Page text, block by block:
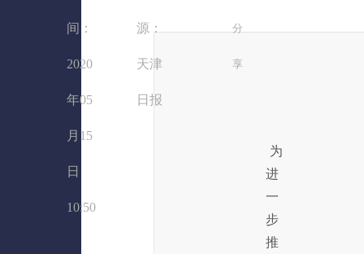
间：
2020
年05
月15
日
10:50
源：
天津
日报
分
享
为
进
一
步
推